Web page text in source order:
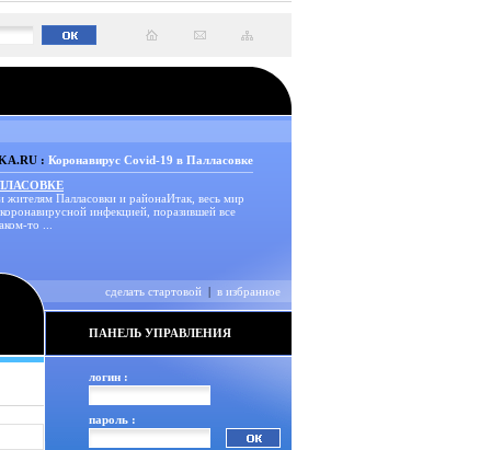
: Коронавирус Covid-19 в Палласовке
Палласовки и районаИтак, весь мир
инфекцией, поразившей все
то ...
сделать стартовой | в избранное
ПАНЕЛЬ УПРАВЛЕНИЯ
логин :
пароль :